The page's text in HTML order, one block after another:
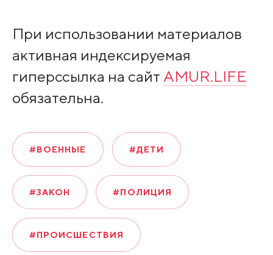
При использовании материалов
активная индексируемая
гиперссылка на сайт AMUR.LIFE
обязательна.
#ВОЕННЫЕ #ДЕТИ
#ЗАКОН #ПОЛИЦИЯ
#ПРОИСШЕСТВИЯ